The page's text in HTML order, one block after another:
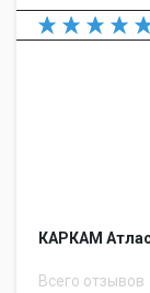
КАРКАМ
Всего отзывов